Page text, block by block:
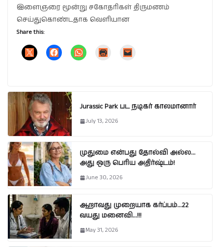
இளைஞரை மூன்று சகோதரிகள் திருமணம்
செய்துகொண்டதாக வெளியான
Share this:
Jurassic Park பட நடிகர் காலமானார்
July 13, 2026
முதுமை என்பது தோல்வி அல்ல…
அது ஒரு பெரிய அதிர்ஷ்டம்!
June 30, 2026
ஆறாவது முறையாக கர்ப்பம்…22
வயது மனைவி…!!!
May 31, 2026